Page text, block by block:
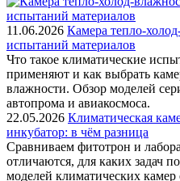
11.06.2026 Камера тепло-
испытаний материалов
Что такое климатические
применяют и как выбрать
влажности. Обзор моделей
автопрома и авиакосмоса.
22.05.2026 Климатическая
инкубатор: в чём разница
Сравниваем фитотрон и
отличаются, для каких задач
моделей климатических